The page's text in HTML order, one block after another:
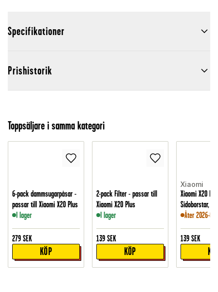
Specifikationer
Prishistorik
Toppsäljare i samma kategori
6-pack dammsugarpåsar -
passar till Xiaomi X20 Plus
I lager
279 SEK
KÖP
2-pack Filter - passar till
Xiaomi X20 Plus
I lager
139 SEK
KÖP
Xiaomi
Xiaomi X20
Sidoborstar, Vit
Åter 2026-
139 SEK